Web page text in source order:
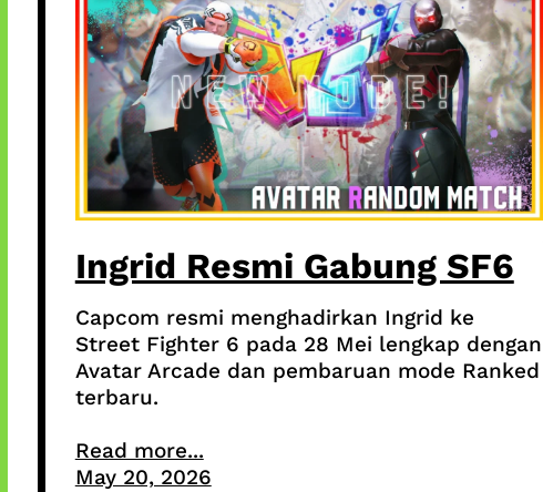
Ingrid Resmi Gabung SF6
Capcom resmi menghadirkan Ingrid ke
Street Fighter 6 pada 28 Mei lengkap dengan
Avatar Arcade dan pembaruan mode Ranked
terbaru.
Read more...
May 20, 2026